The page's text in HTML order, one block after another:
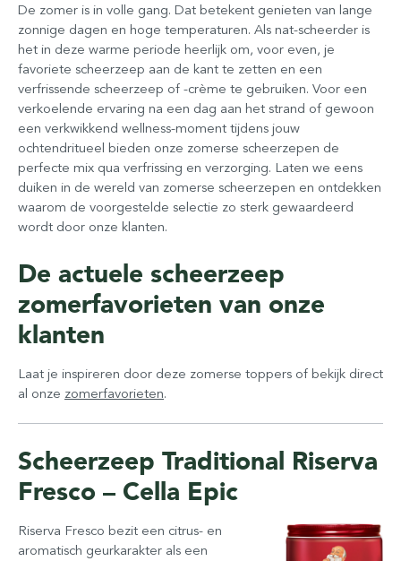
De zomer is in volle gang. Dat betekent genieten van lange
zonnige dagen en hoge temperaturen. Als nat-scheerder is
het in deze warme periode heerlijk om, voor even, je
favoriete scheerzeep aan de kant te zetten en een
verfrissende scheerzeep of -crème te gebruiken. Voor een
verkoelende ervaring na een dag aan het strand of gewoon
een verkwikkend wellness-moment tijdens jouw
ochtendritueel bieden onze zomerse scheerzepen de
perfecte mix qua verfrissing en verzorging. Laten we eens
duiken in de wereld van zomerse scheerzepen en ontdekken
waarom de voorgestelde selectie zo sterk gewaardeerd
wordt door onze klanten.
De actuele scheerzeep
zomerfavorieten van onze
klanten
Laat je inspireren door deze zomerse toppers of bekijk direct
al onze zomerfavorieten.
Scheerzeep Traditional Riserva
Fresco – Cella Epic
Riserva Fresco bezit een citrus- en
aromatisch geurkarakter als een